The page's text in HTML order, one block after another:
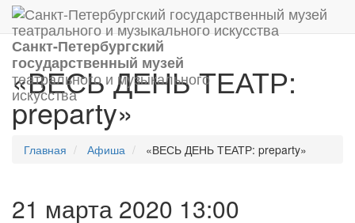
Санкт-Петербургский
государственный музей
театрального и музыкального
искусства
«ВЕСЬ ДЕНЬ ТЕАТР:
preparty»
Главная Афиша «ВЕСЬ ДЕНЬ ТЕАТР: preparty»
21 марта 2020 13:00